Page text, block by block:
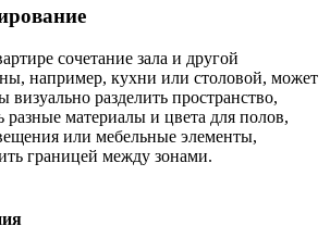
сочетание зала и другой
например, кухни или столовой, может
визуально разделить пространство,
разные материалы и цвета для полов,
или мебельные элементы,
границей между зонами.